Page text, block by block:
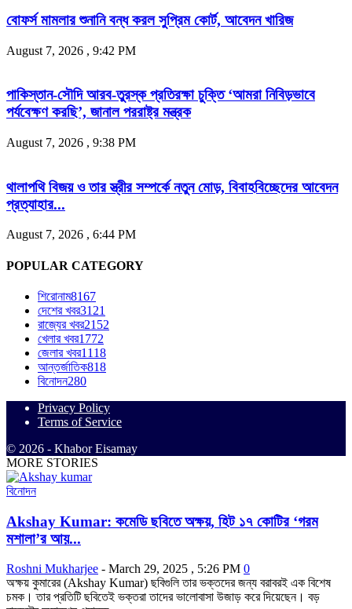
বোফর্স মামলার শুনানি বন্ধ করল সুপ্রিম কোর্ট, আবেদন খারিজ
August 7, 2026 , 9:42 PM
পাকিস্তান-সৌদি আরব-তুরস্ক প্রতিরক্ষা চুক্তি ‘আমরা নিবিড়ভাবে
পর্যবেক্ষণ করছি’, জানাল পররাষ্ট্র মন্ত্রক
August 7, 2026 , 9:38 PM
থালাপথি বিজয় ও তার স্ত্রীর সম্পর্কে নতুন মোড়, বিবাহবিচ্ছেদের আবেদন
প্রত্যাহার...
August 7, 2026 , 6:44 PM
POPULAR CATEGORY
শিরোনাম8167
দেশের খবর3121
রাজ্যের খবর2152
খেলার খবর1772
জেলার খবর1118
আন্তর্জাতিক818
বিনোদন280
Privacy Policy
Terms of Service
© 2026 - Khabor Eisamay
MORE STORIES
বিনোদন
Akshay Kumar: কমেডি ছবিতে অক্ষয়, হিট ১৭ কোটির ‘গরম
মশালা’র আয়...
Roshni Mukharjee - March 29, 2025 , 5:26 PM 0
অক্ষয় কুমারের (Akshay Kumar) ছবিগুলি তার ভক্তদের জন্য বরাবরই এক বিশেষ
চমক। তার প্রতিটি ছবিতেই ভক্তরা তাদের ভালোবাসা উজাড় করে দিয়েছেন। বড়